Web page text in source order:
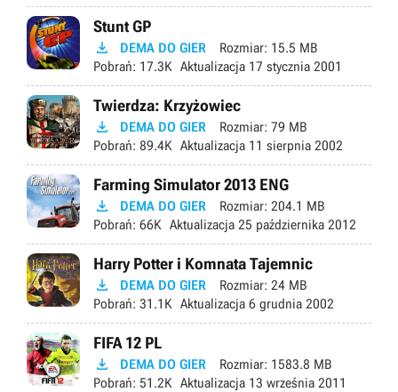
Stunt GP
 DEMA DO GIER Rozmiar: 15.5 MB
Pobrań: 17.3K Aktualizacja 17 stycznia 2001
Twierdza: Krzyżowiec
 DEMA DO GIER Rozmiar: 79 MB
Pobrań: 89.4K Aktualizacja 11 sierpnia 2002
Farming Simulator 2013 ENG
 DEMA DO GIER Rozmiar: 204.1 MB
Pobrań: 66K Aktualizacja 25 października 2012
Harry Potter i Komnata Tajemnic
 DEMA DO GIER Rozmiar: 24 MB
Pobrań: 31.1K Aktualizacja 6 grudnia 2002
FIFA 12 PL
 DEMA DO GIER Rozmiar: 1583.8 MB
Pobrań: 51.2K Aktualizacja 13 września 2011